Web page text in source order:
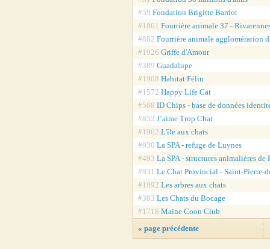
#59 Fondation Brigitte Bardot
#1861 Fourrière animale 37 -
#882 Fourrière animale agglomération
#1926 Griffe d'Amour
#389 Guadalupe
#1908 Habitat Félin
#1572 Happy Life Cat
#508 ID Chips - base de données
#852 J’aime Trop Chat
#1962 L'île aux chats
#930 La SPA - refuge de Luynes
#493 La SPA - structures animalières de
#931 Le Chat Provincial - Saint-Pierre-
#1892 Les arbres aux chats
#383 Les Chats du Bocage
#1718 Maine Coon Club
« page précédente